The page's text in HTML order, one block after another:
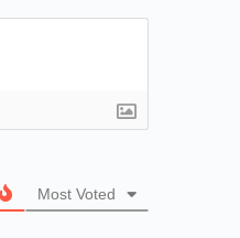
Most Voted